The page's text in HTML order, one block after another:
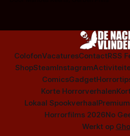
ColofonVacaturesContactRSS
ShopSteamInstagram
ComicsGadget
Korte Horrorverhalen
Lokaal Spookverhaal
Horrorfilms 2026No
Werkt op